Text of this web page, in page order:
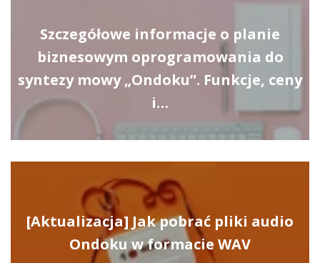
Szczegółowe informacje o planie
biznesowym oprogramowania do
syntezy mowy „Ondoku”. Funkcje, ceny
i…
[Aktualizacja] Jak pobrać pliki audio
Ondoku w formacie WAV